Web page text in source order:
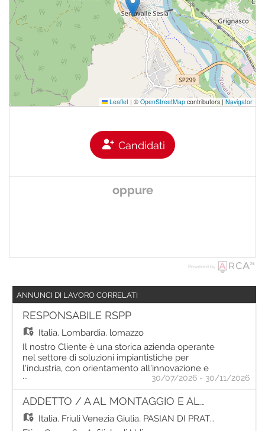
Leaflet | © OpenStreetMap contributors | Navigator
Candidati
oppure
Powered by
ANNUNCI DI LAVORO CORRELATI
RESPONSABILE RSPP
Italia, Lombardia, lomazzo
Il nostro Cliente è una storica azienda operante
nel settore di soluzioni impiantistiche per
l'industria, con orientamento all'innovazione e
alla multidisciplinarità. Fondata nel 1950, ha
consolidato uno status quo che traduce
l'esperienza pluridecennale in solidità
patrimoniale, sicurezza sul cantiere, crescita
degli esperti tecnici multidisciplinari interni
... 30/07/2026 - 30/11/2026
ADDETTO / A AL MONTAGGIO E ALLA RIPARAZIONE DI TENDE
Italia, Friuli Venezia Giulia, PASIAN DI PRATO